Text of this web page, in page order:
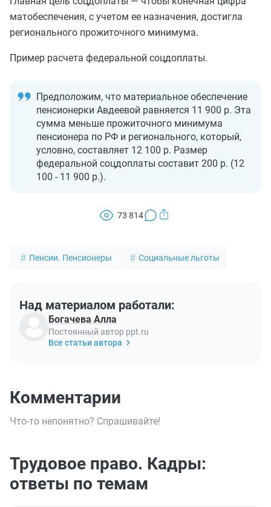
матобеспечения, с учетом ее назначения, достигла
регионального прожиточного минимума.
Пример расчета федеральной соцдоплаты.
Предположим, что материальное обеспечение
пенсионерки Авдеевой равняется 11 900 р. Эта
сумма меньше прожиточного минимума
пенсионера по РФ и регионального, который,
условно, составляет 12 100 р. Размер
федеральной соцдоплаты составит 200 р. (12
100 - 11 900 р.).
73 814
Пенсии. Пенсионеры Социальные льготы
Над материалом работали:
Богачева Алла
Постоянный автор ppt.ru
Все статьи автора
Комментарии
Что-то непонятно? Спрашивайте!
Трудовое право. Кадры:
ответы по темам